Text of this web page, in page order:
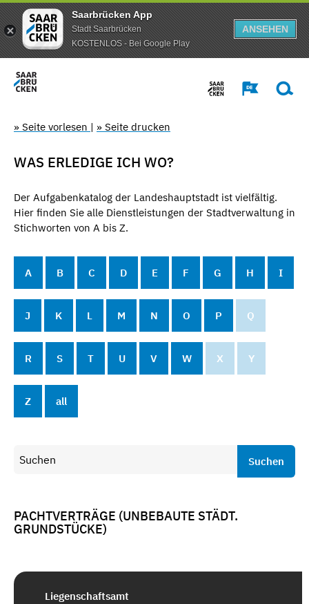
Saarbrücken App
Stadt Saarbrücken
KOSTENLOS - Bei Google Play
ANSEHEN
» Seite vorlesen | » Seite drucken
WAS ERLEDIGE ICH WO?
Der Aufgabenkatalog der Landeshauptstadt ist vielfältig.
Hier finden Sie alle Dienstleistungen der Stadtverwaltung in
Stichworten von A bis Z.
A B C D E F G H I
J K L M N O P Q
R S T U V W X Y
Z all
Suchen
PACHTVERTRÄGE (UNBEBAUTE STÄDT.
GRUNDSTÜCKE)
Liegenschaftsamt